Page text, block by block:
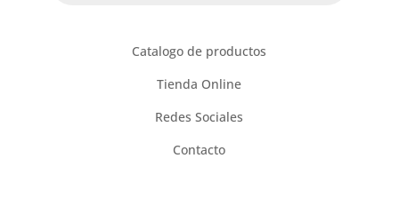
Catalogo de productos
Tienda Online
Redes Sociales
Contacto